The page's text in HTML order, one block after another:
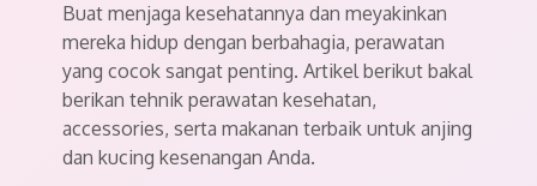
Buat menjaga kesehatannya dan meyakinkan
mereka hidup dengan berbahagia, perawatan
yang cocok sangat penting. Artikel berikut bakal
berikan tehnik perawatan kesehatan,
accessories, serta makanan terbaik untuk anjing
dan kucing kesenangan Anda.